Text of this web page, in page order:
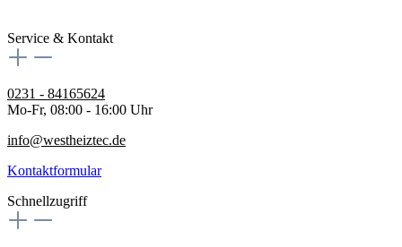
Service & Kontakt
0231 - 84165624
Mo-Fr, 08:00 - 16:00 Uhr
info@westheiztec.de
Kontaktformular
Schnellzugriff